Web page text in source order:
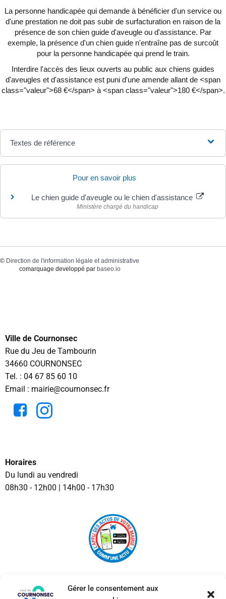
Gérer le consentement aux
La personne handicapée qui demande à bénéficier d'un service ou
d'une prestation ne doit pas subir de surfacturation en raison de la
présence de son chien guide d'aveugle ou d'assistance. Par
exemple, la présence d'un chien guide n'entraîne pas de surcoût
pour la personne handicapée qui prend le train.
Interdire l'accès des lieux ouverts au public aux chiens guides
d'aveugles et d'assistance est puni d'une amende allant de <span
class="valeur">68 €</span> à <span class="valeur">180 €</span>.
Textes de référence
Pour en savoir plus
Le chien guide d'aveugle ou le chien d'assistance
Ministère chargé du handicap
© Direction de l'information légale et administrative
comarquage developpé par baseo.io
Ville de Cournonsec
Rue du Jeu de Tambourin
34660 COURNONSEC
Tel. : 04 67 85 60 10
Email : mairie@cournonsec.fr
Horaires
Du lundi au vendredi
08h30 - 12h00 | 14h00 - 17h30